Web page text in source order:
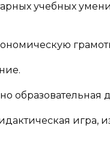
учебных
образовательная
игра,